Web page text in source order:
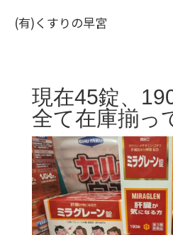
(有)くすりの早宮
現在45錠、
全て在庫揃っ